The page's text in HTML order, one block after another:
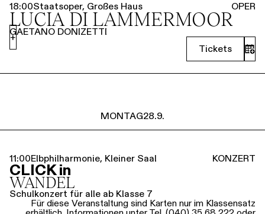
18:00Staatsoper, Großes Haus OPER
LUCIA DI LAMMERMOOR
GAETANO DONIZETTI
Tickets
+
MONTAG28.9.
11:00Elbphilharmonie, Kleiner Saal KONZERT
CLICK in
WANDEL
Schulkonzert für alle ab Klasse 7
Für diese Veranstaltung sind Karten nur im Klassensatz